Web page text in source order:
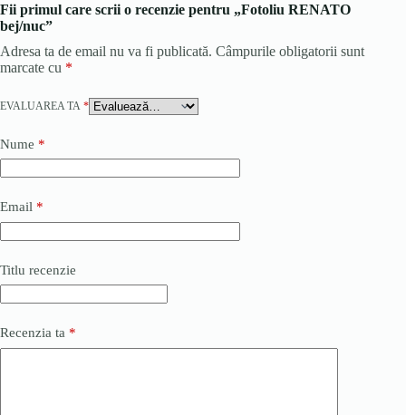
Fii primul care scrii o recenzie pentru „Fotoliu RENATO
bej/nuc”
Adresa ta de email nu va fi publicată. Câmpurile obligatorii sunt
marcate cu *
EVALUAREA TA *
Nume *
Email *
Titlu recenzie
Recenzia ta *